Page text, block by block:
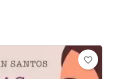
favorite_border